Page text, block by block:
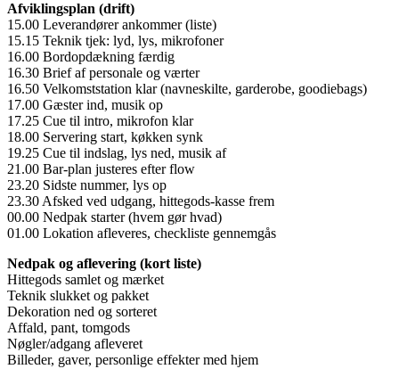
Afviklingsplan (drift)
15.00 Leverandører ankommer (liste)
15.15 Teknik tjek: lyd, lys, mikrofoner
16.00 Bordopdækning færdig
16.30 Brief af personale og værter
16.50 Velkomststation klar (navneskilte, garderobe, goodiebags)
17.00 Gæster ind, musik op
17.25 Cue til intro, mikrofon klar
18.00 Servering start, køkken synk
19.25 Cue til indslag, lys ned, musik af
21.00 Bar-plan justeres efter flow
23.20 Sidste nummer, lys op
23.30 Afsked ved udgang, hittegods-kasse frem
00.00 Nedpak starter (hvem gør hvad)
01.00 Lokation afleveres, checkliste gennemgås
Nedpak og aflevering (kort liste)
Hittegods samlet og mærket
Teknik slukket og pakket
Dekoration ned og sorteret
Affald, pant, tomgods
Nøgler/adgang afleveret
Billeder, gaver, personlige effekter med hjem